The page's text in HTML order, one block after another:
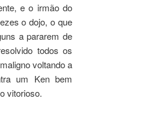
e o irmão do
o dojo, o que
a pararem de
todos os
voltando a
um Ken bem
vitorioso.